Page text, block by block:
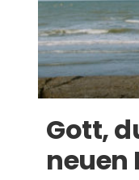
Gott,
neuen